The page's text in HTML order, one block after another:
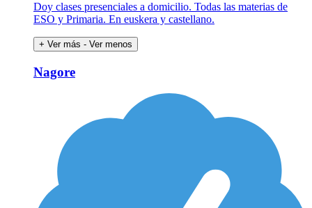
Doy clases presenciales a domicilio. Todas las materias de
ESO y Primaria. En euskera y castellano.
+ Ver más - Ver menos
Nagore